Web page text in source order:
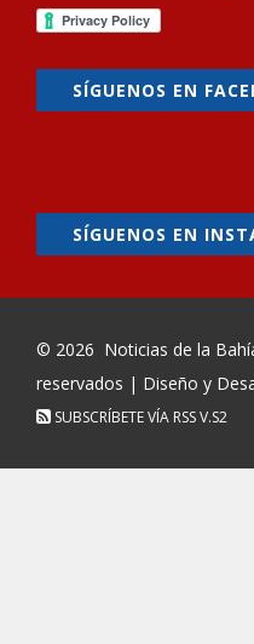
SÍGUENOS EN
SÍGUENOS EN
© 2026 Noticias de la
reservados | Diseño y
SUBSCRÍBETE VÍA RSSV.S2